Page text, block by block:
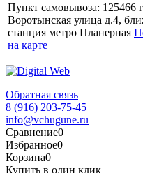
Пункт самовывоза: 125466
Воротынская улица д.4,
станция метро Планерная
на карте
Обратная связь
8 (916) 203-75-45
info@vchugune.ru
Сравнение0
Избранное0
Корзина0
Купить в один клик